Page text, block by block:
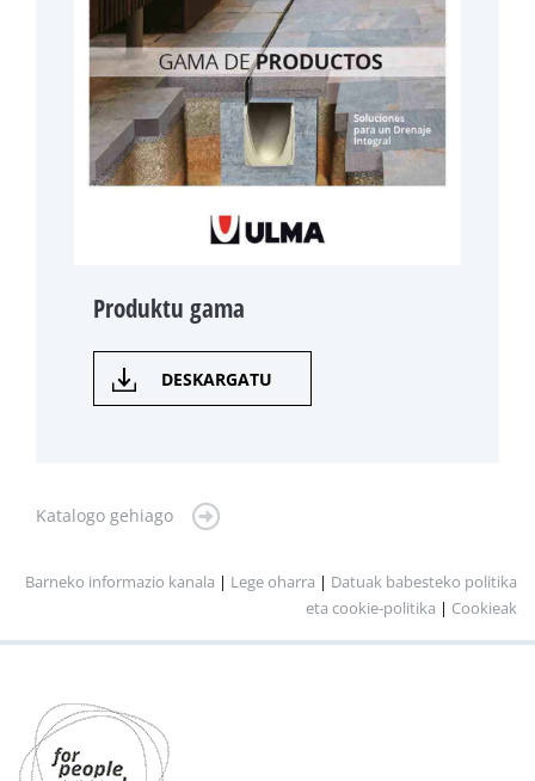
Produktu gama
DESKARGATU
Katalogo gehiago
Barneko informazio kanala | Lege oharra | Datuak babesteko politika
eta cookie-politika | Cookieak